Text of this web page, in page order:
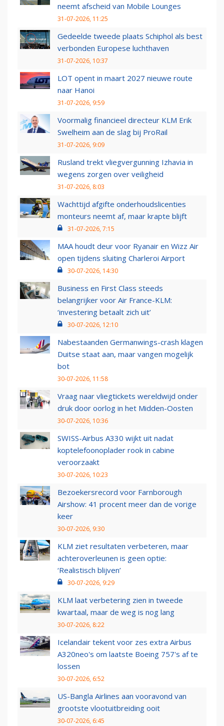
neemt afscheid van Mobile Lounges
31-07-2026, 11:25
Gedeelde tweede plaats Schiphol als best
verbonden Europese luchthaven
31-07-2026, 10:37
LOT opent in maart 2027 nieuwe route
naar Hanoi
31-07-2026, 9:59
Voormalig financieel directeur KLM Erik
Swelheim aan de slag bij ProRail
31-07-2026, 9:09
Rusland trekt vliegvergunning Izhavia in
wegens zorgen over veiligheid
31-07-2026, 8:03
Wachttijd afgifte onderhoudslicenties
monteurs neemt af, maar krapte blijft
31-07-2026, 7:15
MAA houdt deur voor Ryanair en Wizz Air
open tijdens sluiting Charleroi Airport
30-07-2026, 14:30
Business en First Class steeds
belangrijker voor Air France-KLM:
‘investering betaalt zich uit’
30-07-2026, 12:10
Nabestaanden Germanwings-crash klagen
Duitse staat aan, maar vangen mogelijk
bot
30-07-2026, 11:58
Vraag naar vliegtickets wereldwijd onder
druk door oorlog in het Midden-Oosten
30-07-2026, 10:36
SWISS-Airbus A330 wijkt uit nadat
koptelefoonoplader rook in cabine
veroorzaakt
30-07-2026, 10:23
Bezoekersrecord voor Farnborough
Airshow: 41 procent meer dan de vorige
keer
30-07-2026, 9:30
KLM ziet resultaten verbeteren, maar
achteroverleunen is geen optie:
‘Realistisch blijven’
30-07-2026, 9:29
KLM laat verbetering zien in tweede
kwartaal, maar de weg is nog lang
30-07-2026, 8:22
Icelandair tekent voor zes extra Airbus
A320neo's om laatste Boeing 757's af te
lossen
30-07-2026, 6:52
US-Bangla Airlines aan vooravond van
grootste vlootuitbreiding ooit
30-07-2026, 6:45